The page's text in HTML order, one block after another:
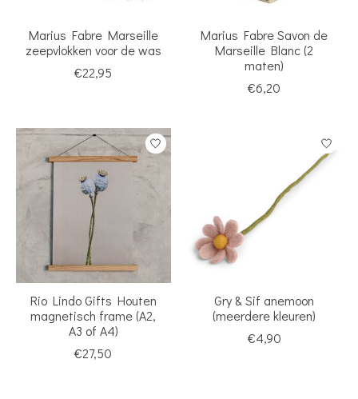
Marius Fabre Marseille
zeepvlokken voor de was
€22,95
Marius Fabre Savon de
Marseille Blanc (2
maten)
€6,20
Rio Lindo Gifts Houten
magnetisch frame (A2,
A3 of A4)
€27,50
Gry & Sif anemoon
(meerdere kleuren)
€4,90